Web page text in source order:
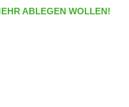
ABLEGEN WOLLEN!